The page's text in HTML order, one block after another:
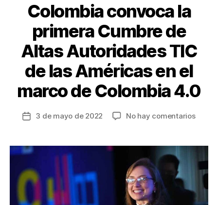
Colombia convoca la
primera Cumbre de
Altas Autoridades TIC
de las Américas en el
marco de Colombia 4.0
Fecha
entrada
3 de mayo de 2022 No hay comentariosen
la
Altas